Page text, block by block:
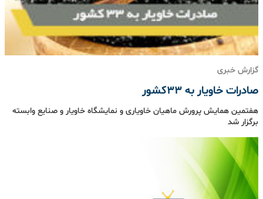
گزارش خبری
صادرات خاویار به 33کشور
هفتمین همایش پرورش ماهیان خاویاری و نمایشگاه خاویار و صنایع وابسته
برگزار شد